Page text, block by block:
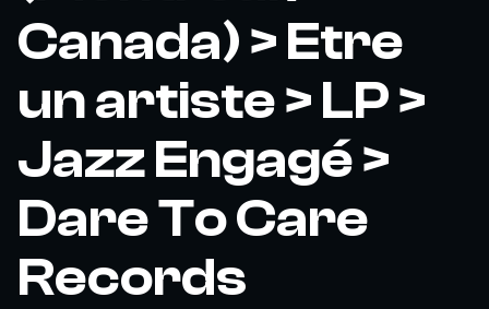
Canada) > Etre
un artiste > LP >
Jazz Engagé >
Dare To Care
Records